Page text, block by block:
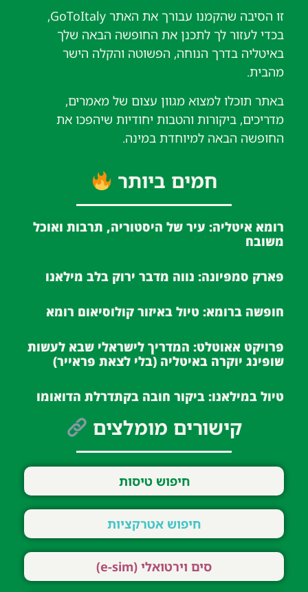
זו הסיבה שהקמנו עבורך את האתר GoToItaly,
בכדי לעזור לך לתכנן את החופשה הבאה שלך
באיטליה בדרך הנוחה, הפשוטה והקלה הישר
מהבית.
באתר תוכלו למצוא מגוון עצום של מאמרים,
מדריכים, ביקורות והטבות יחודיות שיהפכו את
החופשה הבאה למיוחדת במינה.
חמים ביותר
רומא איטליה: עיר של היסטוריה, תרבות ואוכל
משובח
פארק סמפיונה: נווה מדבר ירוק בלב מילאנו
חופשה ברומא: טיול באיזור קולוסיאום רומא
פרויקט אאוטלט: המדריך לישראלי שבא לעשות
שופינג יוקרה באיטליה (בלי לצאת פראייר)
טיול במילאנו: ביקור חובה בקתדרלת הדואומו
קישורים מומלצים
חיפוש טיסות
חיפוש אטרקציות
סים וירטואלי (e-sim)